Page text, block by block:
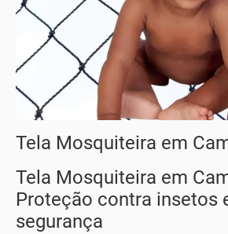
Tela Mosquiteira em
Tela Mosquiteira em
Proteção contra insetos
segurança